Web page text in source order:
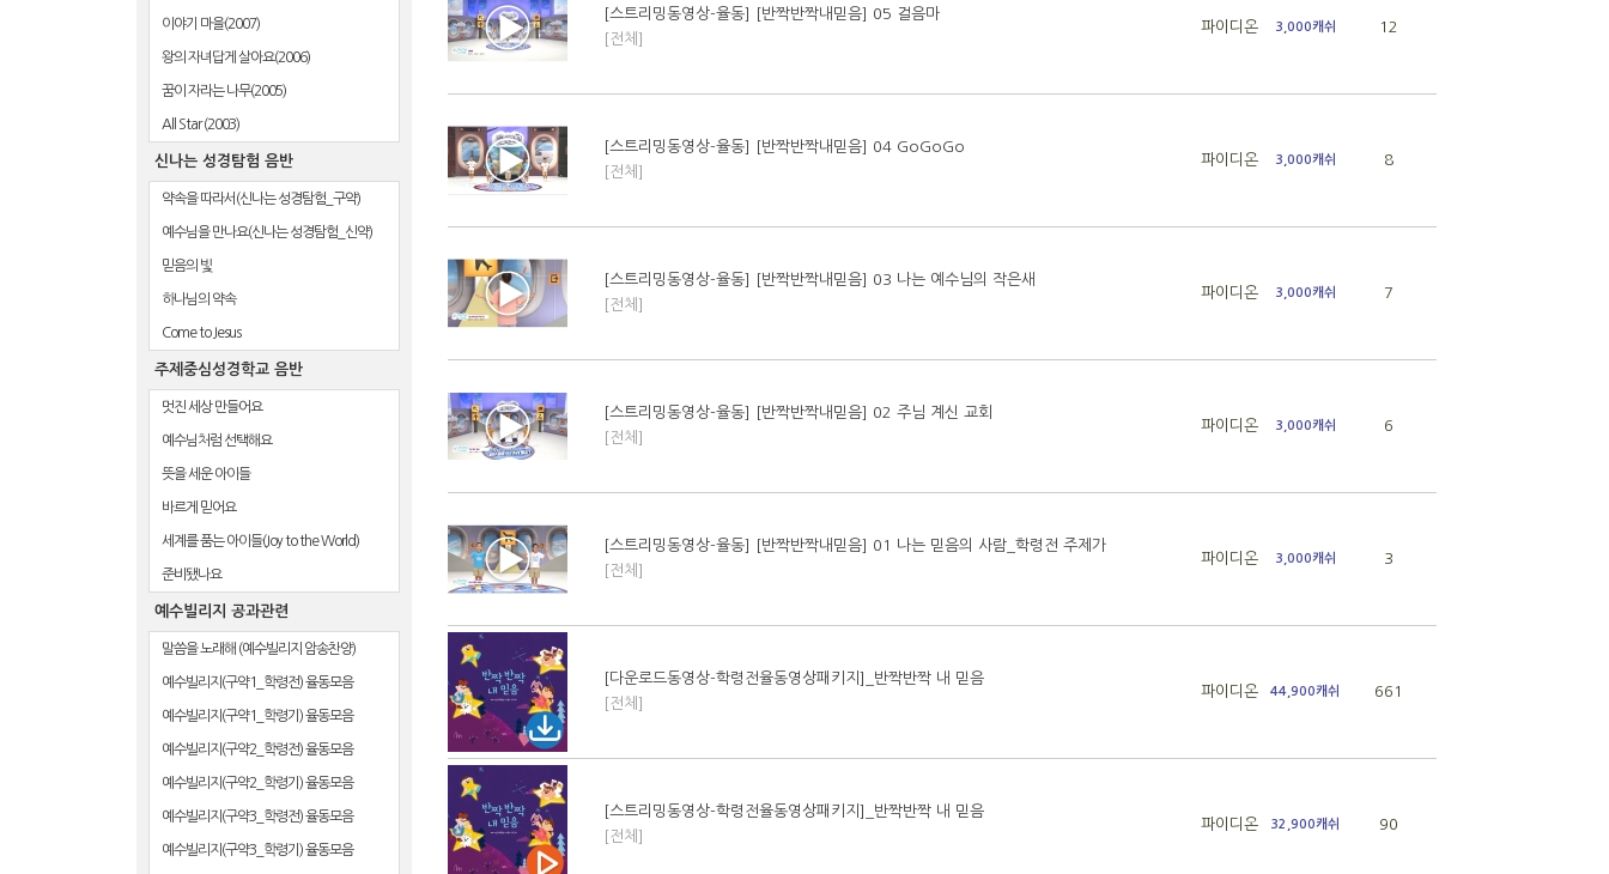
이야기 마을(2007)
왕의 자녀답게 살아요(2006)
꿈이 자라는 나무(2005)
All Star (2003)
신나는 성경탐험 음반
약속을 따라서(신나는 성경탐험_구약)
예수님을 만나요(신나는 성경탐험_신약)
믿음의 빛
하나님의 약속
Come to Jesus
주제중심성경학교 음반
멋진 세상 만들어요
예수님처럼 선택해요
뜻을 세운 아이들
바르게 믿어요
세계를 품는 아이들(Joy to the World)
준비됐나요
예수빌리지 공과관련
말씀을 노래해 (예수빌리지 암송찬양)
예수빌리지(구약1_학령전) 율동모음
예수빌리지(구약1_학령기) 율동모음
예수빌리지(구약2_학령전) 율동모음
예수빌리지(구약2_학령기) 율동모음
예수빌리지(구약3_학령전) 율동모음
예수빌리지(구약3_학령기) 율동모음
[스트리밍동영상-율동] [반짝반짝내믿음] 05 걸음마
[전체]
파이디온 3,000캐쉬 12
[스트리밍동영상-율동] [반짝반짝내믿음] 04 GoGoGo
[전체]
파이디온 3,000캐쉬 8
[스트리밍동영상-율동] [반짝반짝내믿음] 03 나는 예수님의 작은새
[전체]
파이디온 3,000캐쉬 7
[스트리밍동영상-율동] [반짝반짝내믿음] 02 주님 계신 교회
[전체]
파이디온 3,000캐쉬 6
[스트리밍동영상-율동] [반짝반짝내믿음] 01 나는 믿음의 사람_학령전 주제가
[전체]
파이디온 3,000캐쉬 3
[다운로드동영상-학령전율동영상패키지]_반짝반짝 내 믿음
[전체]
파이디온 44,900캐쉬 661
[스트리밍동영상-학령전율동영상패키지]_반짝반짝 내 믿음
[전체]
파이디온 32,900캐쉬 90